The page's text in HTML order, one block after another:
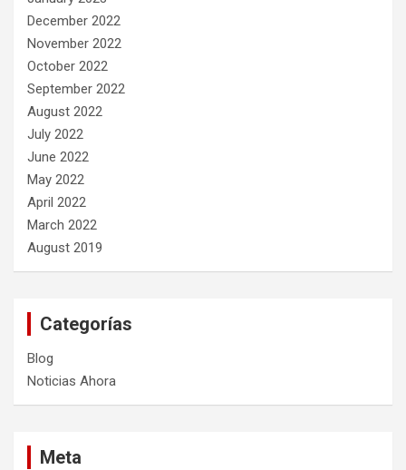
December 2022
November 2022
October 2022
September 2022
August 2022
July 2022
June 2022
May 2022
April 2022
March 2022
August 2019
Categorías
Blog
Noticias Ahora
Meta